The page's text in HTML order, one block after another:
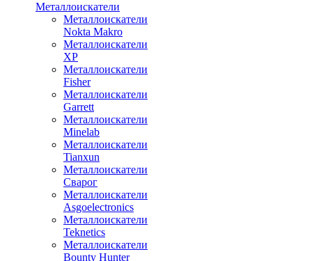
Металлоискатели
Металлоискатели
Nokta Makro
Металлоискатели
XP
Металлоискатели
Fisher
Металлоискатели
Garrett
Металлоискатели
Minelab
Металлоискатели
Tianxun
Металлоискатели
Сварог
Металлоискатели
Asgoelectronics
Металлоискатели
Teknetics
Металлоискатели
Bounty Hunter